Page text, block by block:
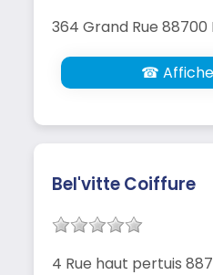
364 Grand Rue 88700
☎
Bel'vitte Coiffure
4 Rue haut pertuis